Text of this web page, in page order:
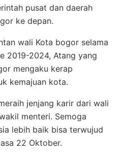
pusat dan daerah
ke depan.
wali Kota bogor selama
2019-2024, Atang yang
mengaku kerap
kemajuan kota.
jenjang karir dari wali
menteri. Semoga
lebih baik bisa terwujud
22 Oktober.